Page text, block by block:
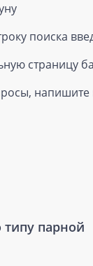
поиска
парной